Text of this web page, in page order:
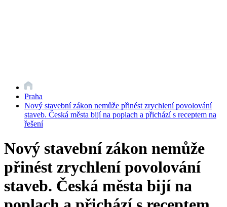
Praha
Nový stavební zákon nemůže přinést zrychlení povolování
staveb. Česká města bijí na poplach a přichází s receptem na
řešení
Nový stavební zákon nemůže
přinést zrychlení povolování
staveb. Česká města bijí na